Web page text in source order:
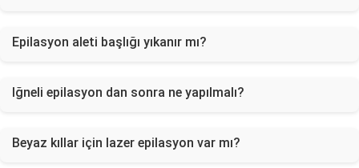
Epilasyon aleti başlığı yıkanır mı?
Iğneli epilasyon dan sonra ne yapılmalı?
Beyaz kıllar için lazer epilasyon var mı?